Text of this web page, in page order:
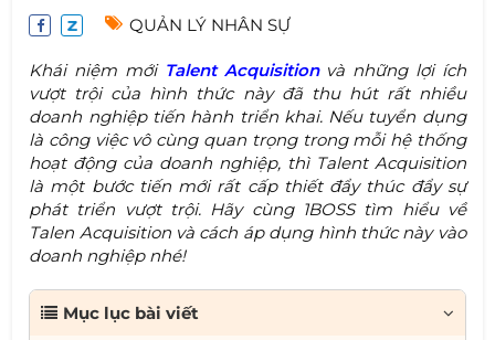
QUẢN LÝ NHÂN SỰ
Khái niệm mới Talent Acquisitionvà những lợi ích
vượt trội của hình thức này đã thu hút rất nhiều
doanh nghiệp tiến hành triển khai. Nếu tuyển dụng
là công việc vô cùng quan trọng trong mỗi hệ thống
hoạt động của doanh nghiệp, thì Talent Acquisition
là một bước tiến mới rất cấp thiết đẩy thúc đẩy sự
phát triển vượt trội. Hãy cùng 1BOSS tìm hiểu về
Talen Acquisition và cách áp dụng hình thức này vào
doanh nghiệp nhé!
Mục lục bài viết